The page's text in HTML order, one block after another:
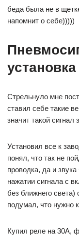
беда была не в
напомнит о себе)))))
Стрельнуло мне
ставил себе такие
значит такой сигнал
Установил все к
понял, что так не
проводка, да и
нажатии сигнала с
без ближнего света)
подумал, что нужно
Купил реле на 30А,